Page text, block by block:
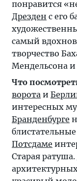
понравится
Дрезден с его
самый
творчество
Мендельсона
Что
ворота и
интересных
Бранденбурге
Потсдаме
Старая ратуша.